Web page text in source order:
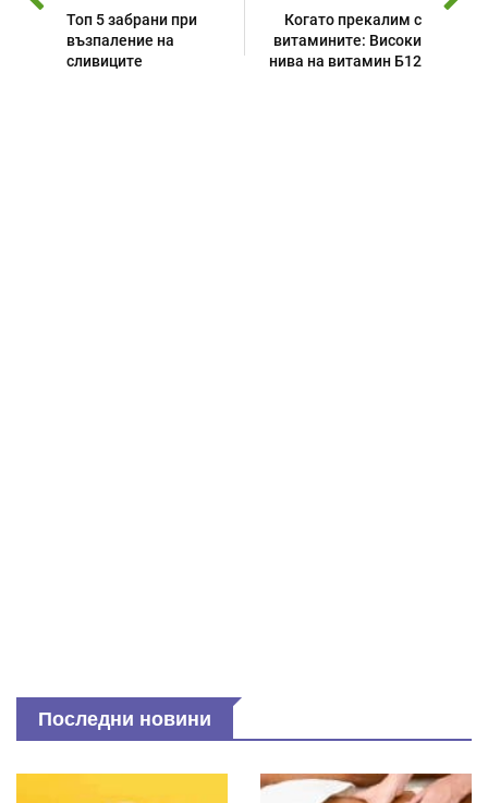
Топ 5 забрани при
възпаление на
сливиците
Когато прекалим с
витамините: Високи
нива на витамин Б12
Последни новини